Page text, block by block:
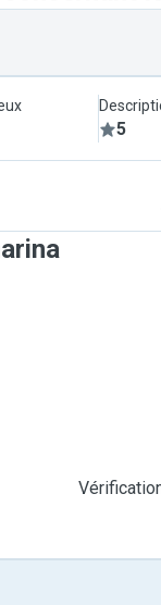
5